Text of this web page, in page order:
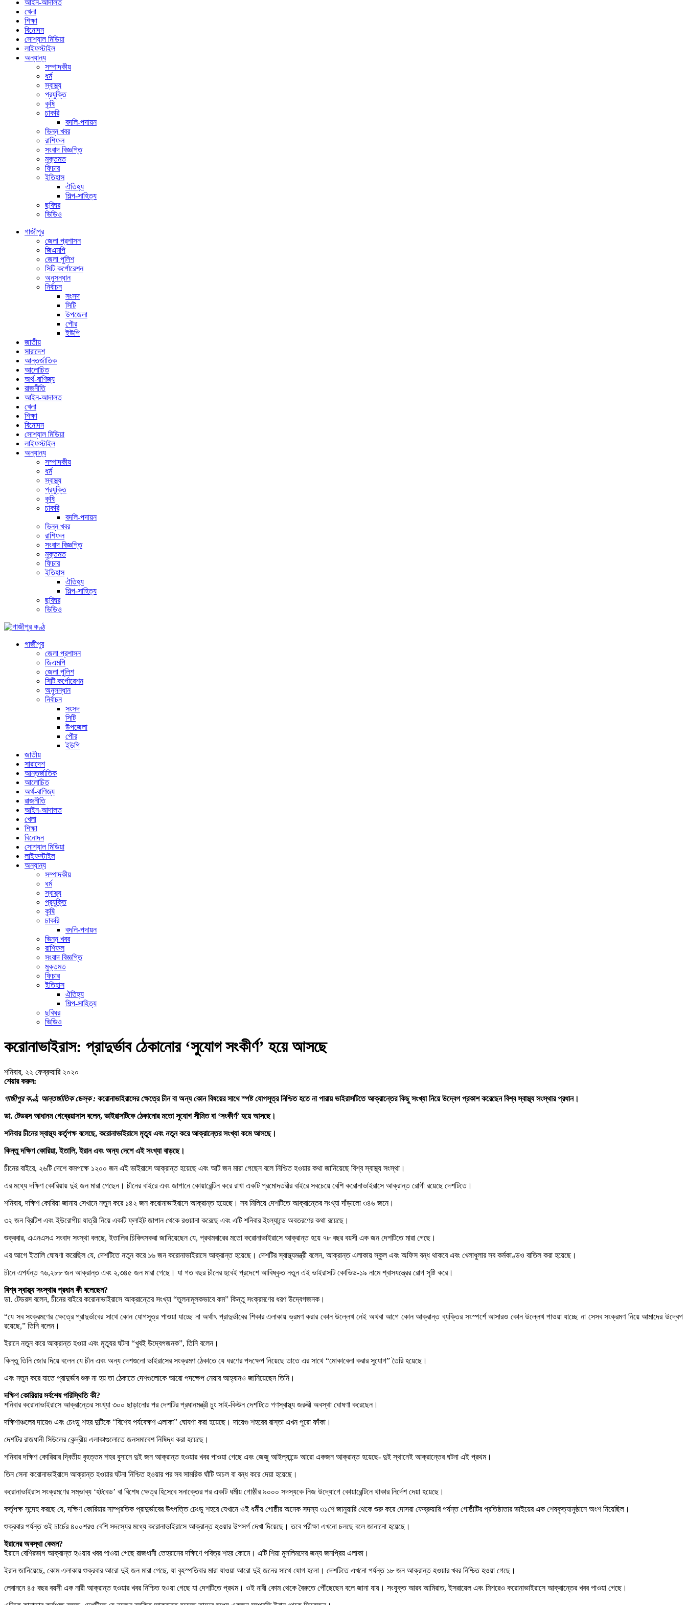
আইন-আদালত
খেলা
শিক্ষা
বিনোদন
সোশ্যাল মিডিয়া
লাইফস্টাইল
অন্যান্য
সম্পাদকীয়
ধর্ম
স্বাস্থ্য
প্রযুক্তি
কৃষি
চাকরি
বদলি-পদায়ন
ভিন্ন খবর
রাশিফল
সংবাদ বিজ্ঞপ্তি
মুক্তমত
ফিচার
ইতিহাস
ঐতিহ্য
শিল্প-সাহিত্য
ছবিঘর
ভিডিও
গাজীপুর
জেলা প্রশাসন
জিএমপি
জেলা পুলিশ
সিটি কর্পোরেশন
অনুসন্ধান
নির্বাচন
সংসদ
সিটি
উপজেলা
পৌর
ইউপি
জাতীয়
সারাদেশ
আন্তর্জাতিক
আলোচিত
অর্থ-বাণিজ্য
রাজনীতি
আইন-আদালত
খেলা
শিক্ষা
বিনোদন
সোশ্যাল মিডিয়া
লাইফস্টাইল
অন্যান্য
সম্পাদকীয়
ধর্ম
স্বাস্থ্য
প্রযুক্তি
কৃষি
চাকরি
বদলি-পদায়ন
ভিন্ন খবর
রাশিফল
সংবাদ বিজ্ঞপ্তি
মুক্তমত
ফিচার
ইতিহাস
ঐতিহ্য
শিল্প-সাহিত্য
ছবিঘর
ভিডিও
গাজীপুর
জেলা প্রশাসন
জিএমপি
জেলা পুলিশ
সিটি কর্পোরেশন
অনুসন্ধান
নির্বাচন
সংসদ
সিটি
উপজেলা
পৌর
ইউপি
জাতীয়
সারাদেশ
আন্তর্জাতিক
আলোচিত
অর্থ-বাণিজ্য
রাজনীতি
আইন-আদালত
খেলা
শিক্ষা
বিনোদন
সোশ্যাল মিডিয়া
লাইফস্টাইল
অন্যান্য
সম্পাদকীয়
ধর্ম
স্বাস্থ্য
প্রযুক্তি
কৃষি
চাকরি
বদলি-পদায়ন
ভিন্ন খবর
রাশিফল
সংবাদ বিজ্ঞপ্তি
মুক্তমত
ফিচার
ইতিহাস
ঐতিহ্য
শিল্প-সাহিত্য
ছবিঘর
ভিডিও
করোনাভাইরাস: প্রাদুর্ভাব ঠেকানোর ‘সুযোগ সংকীর্ণ’ হয়ে আসছে
শনিবার, ২২ ফেব্রুয়ারি ২০২০
শেয়ার করুন:
গাজীপুর কণ্ঠ, আন্তর্জাতিক ডেস্ক : করোনাভাইরাসের ক্ষেত্রে চীন বা অন্য কোন বিষয়ের সাথে স্পষ্ট যোগসূত্র নিশ্চিত হতে না পারায় ভাইরাসটিতে আক্রান্তের কিছু সংখ্যা নিয়ে উদ্বেগ প্রকাশ করেছেন বিশ্ব স্বাস্থ্য সংস্থার প্রধান।
ডা. টেডরস আধানম গেব্রেয়াসাস বলেন, ভাইরাসটিকে ঠেকানোর মতো সুযোগ সীমিত বা ‘সংকীর্ণ’ হয়ে আসছে।
শনিবার চীনের স্বাস্থ্য কর্তৃপক্ষ বলেছে, করোনাভাইরাসে মৃত্যু এবং নতুন করে আক্রান্তের সংখ্যা কমে আসছে।
কিন্তু দক্ষিণ কোরিয়া, ইতালি, ইরান এবং অন্য দেশে এই সংখ্যা বাড়ছে।
চীনের বাইরে, ২৬টি দেশে কমপক্ষে ১২০০ জন এই ভাইরাসে আক্রান্ত হয়েছে এবং আট জন মারা গেছেন বলে নিশ্চিত হওয়ার কথা জানিয়েছে বিশ্ব স্বাস্থ্য সংস্থা।
এর মধ্যে দক্ষিণ কোরিয়ায় দুই জন মারা গেছেন। চীনের বাইরে এবং জাপানে কোয়ারেন্টিন করে রাখা একটি প্রমোদতরীর বাইরে সবচেয়ে বেশি করোনাভাইরাসে আক্রান্ত রোগী রয়েছে দেশটিতে।
শনিবার, দক্ষিণ কোরিয়া জানায় সেখানে নতুন করে ১৪২ জন করোনাভাইরাসে আক্রান্ত হয়েছে। সব মিলিয়ে দেশটিতে আক্রান্তের সংখ্যা দাঁড়ালো ৩৪৬ জনে।
৩২ জন ব্রিটিশ এবং ইউরোপীয় যাত্রী নিয়ে একটি ফ্লাইট জাপান থেকে রওয়ানা করেছে এবং এটি শনিবার ইংল্যান্ডে অবতরণের কথা রয়েছে।
শুক্রবার, এএনএসএ সংবাদ সংস্থা বলছে, ইতালির চিকিৎসকরা জানিয়েছেন যে, প্রথমবারের মতো করোনাভাইরাসে আক্রান্ত হয়ে ৭৮ বছর বয়সী এক জন দেশটিতে মারা গেছে।
এর আগে ইতালি ঘোষণা করেছিল যে, দেশটিতে নতুন করে ১৬ জন করোনাভাইরাসে আক্রান্ত হয়েছে। দেশটির স্বাস্থ্যমন্ত্রী বলেন, আক্রান্ত এলাকায় স্কুল এবং অফিস বন্ধ থাকবে এবং খেলাধুলার সব কর্মকাণ্ডও বাতিল করা হয়েছে।
চীনে এপর্যন্ত ৭৬,২৮৮ জন আক্রান্ত এবং ২,৩৪৫ জন মারা গেছে। যা গত বছর চীনের হুবেই প্রদেশে আবিষ্কৃত নতুন এই ভাইরাসটি কোভিড-১৯ নামে শ্বাসযন্ত্রের রোগ সৃষ্টি করে।
বিশ্ব স্বাস্থ্য সংস্থার প্রধান কী বলেছেন?
ডা. টেডরস বলেন, চীনের বাইরে করোনাভাইরাসে আক্রান্তের সংখ্যা “তুলনামূলকভাবে কম” কিন্তু সংক্রমণের ধরণ উদ্বেগজনক।
“যে সব সংক্রমণের ক্ষেত্রে প্রাদুর্ভাবের সাথে কোন যোগসূত্র পাওয়া যাচ্ছে না অর্থাৎ প্রাদুর্ভাবের শিকার এলাকায় ভ্রমণ করার কোন উল্লেখ নেই অথবা আগে কোন আক্রান্ত ব্যক্তির সংস্পর্শে আসারও কোন উল্লেখ পাওয়া যাচ্ছে না সেসব সংক্রমণ নিয়ে আমাদের উদ্বেগ
রয়েছে,” তিনি বলেন।
ইরানে নতুন করে আক্রান্ত হওয়া এবং মৃত্যুর ঘটনা “খুবই উদ্বেগজনক”, তিনি বলেন।
কিন্তু তিনি জোর দিয়ে বলেন যে চীন এবং অন্য দেশগুলো ভাইরাসের সংক্রমণ ঠেকাতে যে ধরণের পদক্ষেপ নিয়েছে তাতে এর সাথে “মোকাবেলা করার সুযোগ” তৈরি হয়েছে।
এবং নতুন করে যাতে প্রাদুর্ভাব শুরু না হয় তা ঠেকাতে দেশগুলোকে আরো পদক্ষেপ নেয়ার আহ্বানও জানিয়েছেন তিনি।
দক্ষিণ কোরিয়ার সর্বশেষ পরিস্থিতি কী?
শনিবার করোনাভাইরাসে আক্রান্তের সংখ্যা ৩০০ ছাড়ানোর পর দেশটির প্রধানমন্ত্রী চুং সাই-কিউন দেশটিতে গণস্বাস্থ্য জরুরী অবস্থা ঘোষণা করেছেন।
দক্ষিণাঞ্চলের দায়েগু এবং চেংডু শহর দুটিকে “বিশেষ পর্যবেক্ষণ এলাকা” ঘোষণা করা হয়েছে। দায়েগু শহরের রাস্তা এখন পুরো ফাঁকা।
দেশটির রাজধানী সিউলের কেন্দ্রীয় এলাকাগুলোতে জনসমাবেশ নিষিদ্ধ করা হয়েছে।
শনিবার দক্ষিণ কোরিয়ার দ্বিতীয় বৃহত্তম শহর বুসানে দুই জন আক্রান্ত হওয়ার খবর পাওয়া গেছে এবং জেজু আইল্যান্ডে আরো একজন আক্রান্ত হয়েছে- দুই স্থানেই আক্রান্তের ঘটনা এই প্রথম।
তিন সেনা করোনাভাইরাসে আক্রান্ত হওয়ার ঘটনা নিশ্চিত হওয়ার পর সব সামরিক ঘাঁটি অচল বা বন্ধ করে দেয়া হয়েছে।
করোনাভাইরাস সংক্রমণের সম্ভাব্য ‘হটবেড’ বা বিশেষ ক্ষেত্র হিসেবে সনাক্তের পর একটি ধর্মীয় গোষ্ঠীর ৯০০০ সদস্যকে নিজ উদ্যোগে কোয়ারেন্টিনে থাকার নির্দেশ দেয়া হয়েছে।
কর্তৃপক্ষ সন্দেহ করছে যে, দক্ষিণ কোরিয়ার সাম্প্রতিক প্রাদুর্ভাবের উৎপত্তি চেংডু শহরে যেখানে ওই ধর্মীয় গোষ্ঠীর অনেক সদস্য ৩১শে জানুয়ারি থেকে শুরু করে দোসরা ফেব্রুয়ারি পর্যন্ত গোষ্ঠীটির প্রতিষ্ঠাতার ভাইয়ের এক শেষকৃত্যানুষ্ঠানে অংশ নিয়েছিল।
শুক্রবার পর্যন্ত ওই চার্চের ৪০০শরও বেশি সদস্যের মধ্যে করোনাভাইরাসে আক্রান্ত হওয়ার উপসর্গ দেখা দিয়েছে। তবে পরীক্ষা এখনো চলছে বলে জানানো হয়েছে।
ইরানের অবস্থা কেমন?
ইরানে বেশিরভাগ আক্রান্ত হওয়ার খবর পাওয়া গেছে রাজধানী তেহরানের দক্ষিণে পবিত্র শহর কোমে। এটি শিয়া মুসলিমদের জন্য জনপ্রিয় এলাকা।
ইরান জানিয়েছে, কোম এলাকায় শুক্রবার আরো দুই জন মারা গেছে, যা বৃহস্পতিবার মারা যাওয়া আরো দুই জনের সাথে যোগ হলো। দেশটিতে এখনো পর্যন্ত ১৮ জন আক্রান্ত হওয়ার খবর নিশ্চিত হওয়া গেছে।
লেবাননে ৪৫ বছর বয়সী এক নারী আক্রান্ত হওয়ার খবর নিশ্চিত হওয়া গেছে যা দেশটিতে প্রথম। ওই নারী কোম থেকে বৈরুতে পৌঁছেছেন বলে জানা যায়। সংযুক্ত আরব আমিরাত, ইসরায়েল এবং মিশরেও করোনাভাইরাসে আক্রান্তের খবর পাওয়া গেছে।